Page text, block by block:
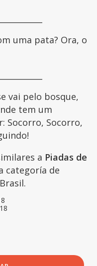
uma pata? Ora, o
vai pelo bosque,
tem um
Socorro, Socorro,
a Piadas de
categoría de